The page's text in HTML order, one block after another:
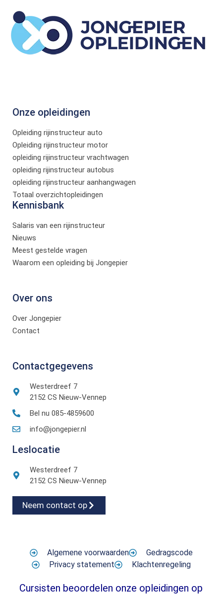
Onze opleidingen
Opleiding rijinstructeur auto
Opleiding rijinstructeur motor
opleiding rijinstructeur vrachtwagen
opleiding rijinstructeur autobus
opleiding rijinstructeur aanhangwagen
Totaal overzichtopleidingen
Kennisbank
Salaris van een rijinstructeur
Nieuws
Meest gestelde vragen
Waarom een opleiding bij Jongepier
Over ons
Over Jongepier
Contact
Contactgegevens
Westerdreef 7
2152 CS Nieuw-Vennep
Bel nu 085-4859600
info@jongepier.nl
Leslocatie
Westerdreef 7
2152 CS Nieuw-Vennep
Neem contact op
Algemene voorwaarden
Gedragscode
Privacy statement
Klachtenregeling
Cursisten beoordelen onze opleidingen op